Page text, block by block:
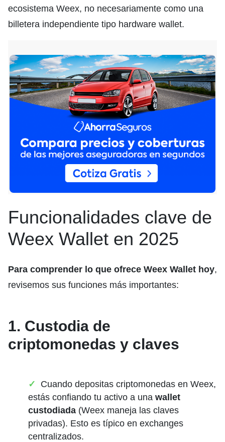
ecosistema Weex, no necesariamente como una
billetera independiente tipo hardware wallet.
Funcionalidades clave de
Weex Wallet en 2025
Para comprender lo que ofrece Weex Wallet hoy,
revisemos sus funciones más importantes:
1. Custodia de
criptomonedas y claves
Cuando depositas criptomonedas en Weex,
estás confiando tu activo a una wallet
custodiada (Weex maneja las claves
privadas). Esto es típico en exchanges
centralizados.